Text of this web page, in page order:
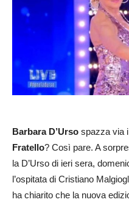
Barbara D’Urso spazza via
Fratello? Così pare. A
la D’Urso di ieri sera,
l’ospitata di Cristiano
ha chiarito che la nuova